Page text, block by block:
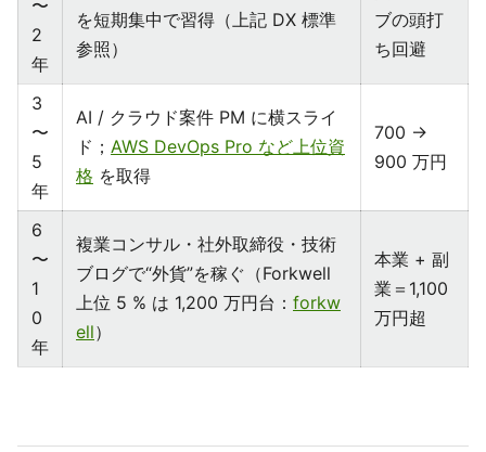
〜
2
年
を短期集中で習得（上記 DX 標準
参照）
ブの頭打
ち回避
3
〜
5
年
AI / クラウド案件 PM に横スライ
ド； AWS DevOps Pro など上位資
格 を取得
700 →
900 万円
6
〜
1
0
年
複業コンサル・社外取締役・技術
ブログで“外貨”を稼ぐ（Forkwell
上位 5 % は 1,200 万円台： forkw
ell）
本業 + 副
業＝1,100
万円超